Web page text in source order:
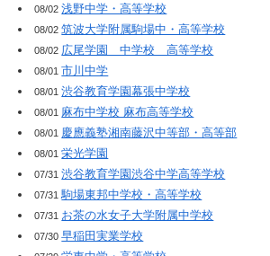
08/02浅野中学・高等学校
08/02筑波大学附属駒場中・高等学校
08/02 広尾学園 中学校 高等学校
08/01市川中学
08/01渋谷教育学園幕張中学校
08/01 麻布中学校 麻布高等学校
08/01 慶應義塾湘南藤沢中等部・高等部
08/01栄光学園
07/31渋谷教育学園渋谷中学高等学校
07/31駒場東邦中学校・高等学校
07/31 お茶の水女子大学附属中学校
07/30早稲田実業学校